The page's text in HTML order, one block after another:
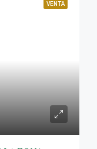
VENTA